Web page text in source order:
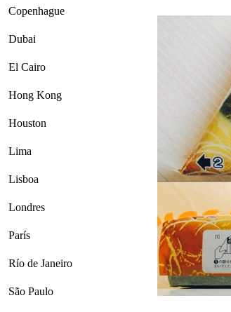
Copenhague
Dubai
El Cairo
Hong Kong
Houston
Lima
Lisboa
Londres
París
Río de Janeiro
São Paulo